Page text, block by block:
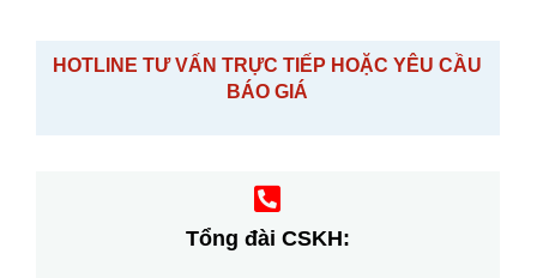
HOTLINE TƯ VẤN TRỰC TIẾP HOẶC YÊU CẦU
BÁO GIÁ
Tổng đài CSKH: